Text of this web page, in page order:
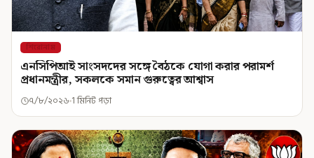
শিরোনাম
এনসিপিআই সাংসদদের সঙ্গে বৈঠকে যোগা করার পরামর্শ
প্রধানমন্ত্রীর, সকলকে সমান গুরুত্বের আশ্বাস
৭/৮/২০২৬ 1 মিনিট পড়া